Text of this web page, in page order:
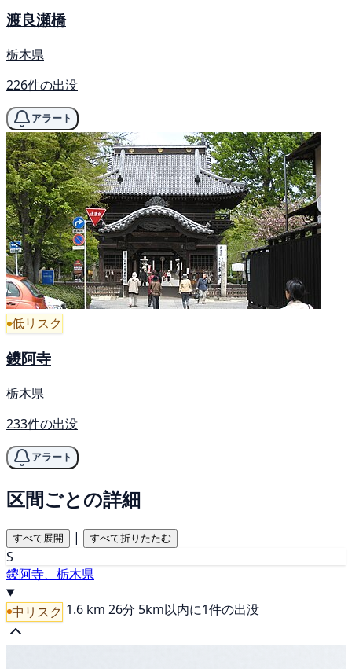
渡良瀬橋
栃木県
226件の出没
アラート
低リスク
鑁阿寺
栃木県
233件の出没
アラート
区間ごとの詳細
すべて展開 | すべて折りたたむ
S
鑁阿寺、栃木県
中リスク 1.6 km 26分 5km以内に1件の出没